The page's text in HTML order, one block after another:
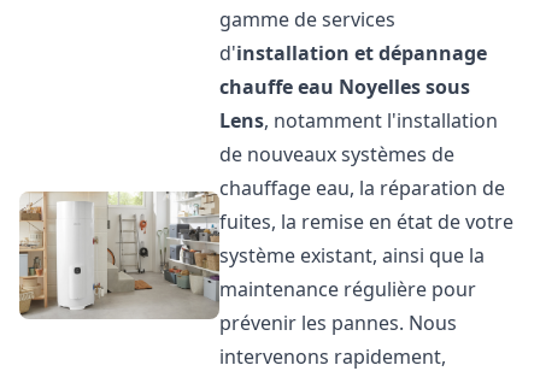
gamme de services
d'installation et dépannage
chauffe eau Noyelles sous
Lens, notamment l'installation
de nouveaux systèmes de
chauffage eau, la réparation de
fuites, la remise en état de votre
système existant, ainsi que la
maintenance régulière pour
prévenir les pannes. Nous
intervenons rapidement,